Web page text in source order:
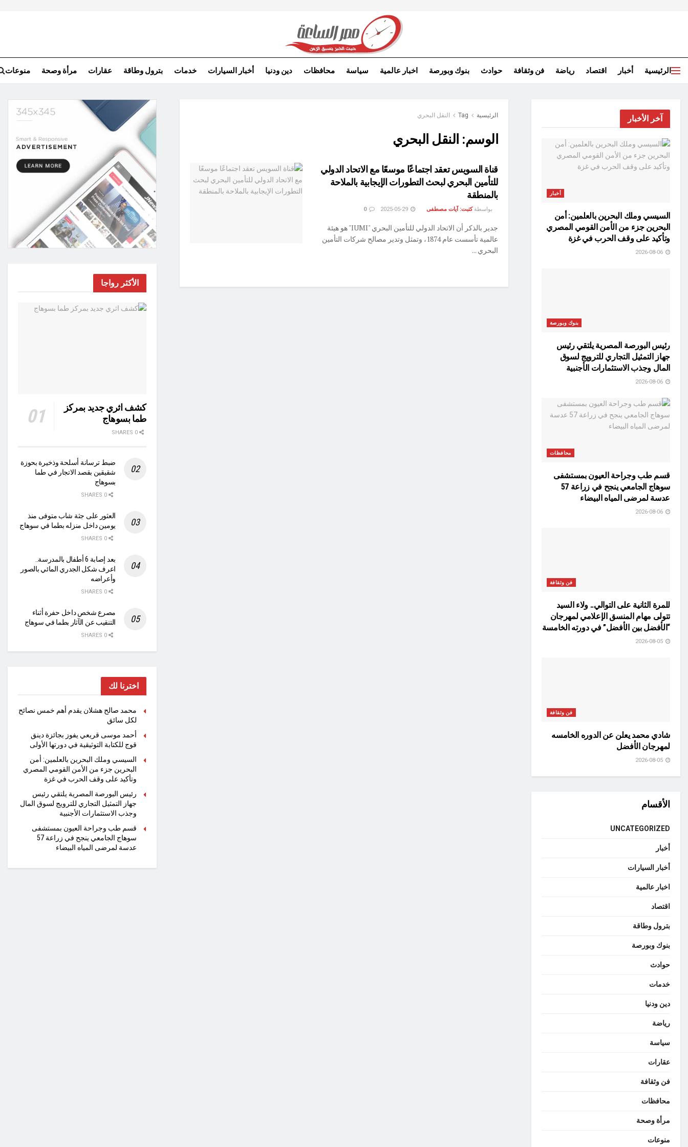
الرئيسية أخبار اقتصاد رياضة فن وثقافة حوادث بنوك وبورصة اخبار عالمية سياسة محافظات دين ودنيا أخبار السيارات خدمات بترول وطاقة عقارات مرأة وصحة منوعات
الرئيسية Tag النقل البحري
الوسم: النقل البحري
قناة السويس تعقد اجتماعًا موسعًا مع الاتحاد الدولي
للتأمين البحري لبحث التطورات الإيجابية بالملاحة
بالمنطقة
بواسطة كتبت: آيات مصطفى 0
جدير بالذكر أن الاتحاد الدولي للتأمين البحري "IUMI" هو هيئة
عالمية تأسست عام 1874، وتمثل وتدير مصالح شركات التأمين
البحري ...
آخر الأخبار
أخبار
السيسي وملك البحرين بالعلمين: أمن
البحرين جزء من الأمن القومي المصري
وتأكيد على وقف الحرب في غزة
بنوك وبورصة
رئيس البورصة المصرية يلتقي رئيس
جهاز التمثيل التجاري للترويج لسوق
المال وجذب الاستثمارات الأجنبية
محافظات
قسم طب وجراحة العيون بمستشفى
سوهاج الجامعي ينجح في زراعة 57
عدسة لمرضى المياه البيضاء
فن وثقافة
للمرة الثانية على التوالي.. ولاء السيد
تتولى مهام المنسق الإعلامي لمهرجان
“الأفضل بين الأفضل” في دورته الخامسة
فن وثقافة
شادي محمد يعلن عن الدوره الخامسه
لمهرجان الأفضل
الأقسام
UNCATEGORIZED
أخبار
أخبار السيارات
اخبار عالمية
اقتصاد
بترول وطاقة
بنوك وبورصة
حوادث
خدمات
دين ودنيا
رياضة
سياسة
عقارات
فن وثقافة
محافظات
مرأة وصحة
منوعات
الأكثر رواجا
كشف اثري جديد بمركز
طما بسوهاج
ضبط ترسانة أسلحة وذخيرة بحوزة
شقيقين بقصد الاتجار في طما
بسوهاج
العثور على جثة شاب متوفى منذ
يومين داخل منزله بطما في سوهاج
بعد إصابة 6 أطفال بالمدرسة..
اعرف شكل الجدري المائي بالصور
وأعراضه
مصرع شخص داخل حفرة أثناء
التنقيب عن الآثار بطما في سوهاج
اخترنا لك
محمد صالح هشلان يقدم أهم خمس نصائح
لكل سائق
أحمد موسى قريعي يفوز بجائزة دينق
قوج للكتابة التوثيقية في دورتها الأولى
السيسي وملك البحرين بالعلمين: أمن
البحرين جزء من الأمن القومي المصري
وتأكيد على وقف الحرب في غزة
رئيس البورصة المصرية يلتقي رئيس
جهاز التمثيل التجاري للترويج لسوق المال
وجذب الاستثمارات الأجنبية
قسم طب وجراحة العيون بمستشفى
سوهاج الجامعي ينجح في زراعة 57
عدسة لمرضى المياه البيضاء